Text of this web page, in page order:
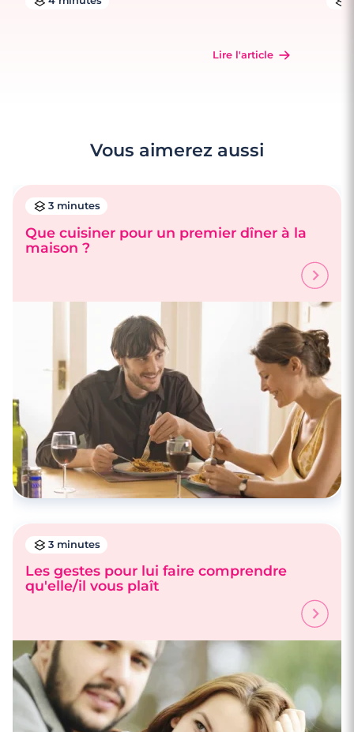
Lire l'article
Vous aimerez aussi
3 minutes
Que cuisiner pour un premier dîner à la
maison ?
3 minutes
Les gestes pour lui faire comprendre
qu'elle/il vous plaît